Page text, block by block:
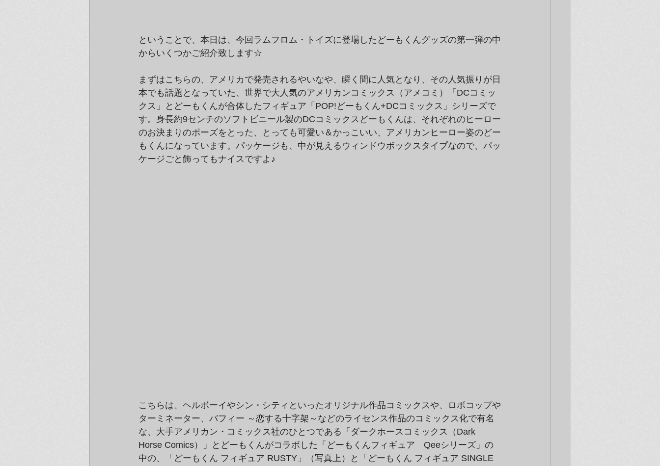
ということで、本日は、今回ラムフロム・トイズに登場したどーもくんグッズの第一弾の中
からいくつかご紹介致します☆
まずはこちらの、アメリカで発売されるやいなや、瞬く間に人気となり、その人気振りが日
本でも話題となっていた、世界で大人気のアメリカンコミックス（アメコミ）「DCコミッ
クス」とどーもくんが合体したフィギュア「POP!どーもくん+DCコミックス」シリーズで
す。身長約9センチのソフトビニール製のDCコミックスどーもくんは、それぞれのヒーロー
のお決まりのポーズをとった、とっても可愛い＆かっこいい、アメリカンヒーロー姿のどー
もくんになっています。パッケージも、中が見えるウィンドウボックスタイプなので、パッ
ケージごと飾ってもナイスですよ♪
こちらは、ヘルボーイやシン・シティといったオリジナル作品コミックスや、ロボコップや
ターミネーター、バフィー ～恋する十字架～などのライセンス作品のコミックス化で有名
な、大手アメリカン・コミックス社のひとつである「ダークホースコミックス（Dark
Horse Comics）」とどーもくんがコラボした「どーもくんフィギュア　Qeeシリーズ」の
中の、「どーもくん フィギュア RUSTY」（写真上）と「どーもくん フィギュア SINGLE